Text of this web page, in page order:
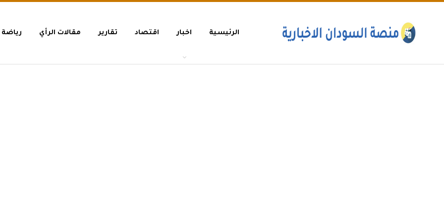
الرئيسية اخبار اقتصاد تقارير مقالات الرأي رياضة